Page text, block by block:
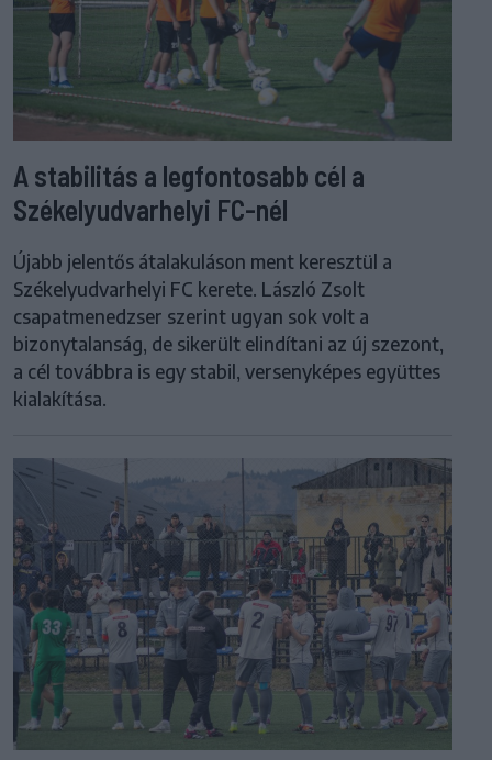
A stabilitás a legfontosabb cél a
Székelyudvarhelyi FC-nél
Újabb jelentős átalakuláson ment keresztül a
Székelyudvarhelyi FC kerete. László Zsolt
csapatmenedzser szerint ugyan sok volt a
bizonytalanság, de sikerült elindítani az új szezont,
a cél továbbra is egy stabil, versenyképes együttes
kialakítása.